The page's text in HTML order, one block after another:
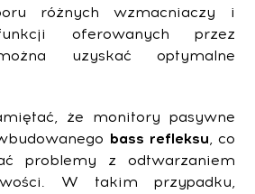
różnych wzmacniaczy i
oferowanych przez
uzyskać optymalne
że monitory pasywne
bass refleksu, co
problemy z odtwarzaniem
W takim przypadku,